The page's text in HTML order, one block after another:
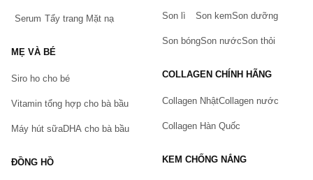
Serum Tẩy trang Mặt nạ
MẸ VÀ BÉ
Siro ho cho bé
Vitamin tổng hợp cho bà bầu
Máy hút sữaDHA cho bà bầu
ĐỒNG HỒ
Son lì Son kemSon dưỡng
Son bóngSon nướcSon thỏi
COLLAGEN CHÍNH HÃNG
Collagen NhậtCollagen nước
Collagen Hàn Quốc
KEM CHỐNG NẮNG